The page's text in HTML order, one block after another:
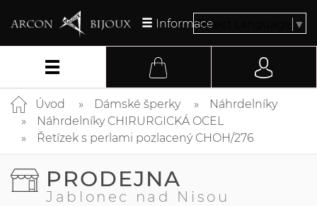
InformaceSelect Language ▼
Úvod Dámské šperky
Náhrdelníky
Náhrdelníky CHIRURGICKÁ OCEL
Řetízek s perlami pozlacený CHOH/276
PRODEJNA
Jablonec nad Nisou